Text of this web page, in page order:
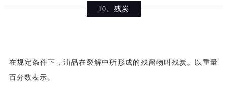
10、残炭
在规定条件下，油品在裂解中所形成的残留物叫残炭。以重量
百分数表示。